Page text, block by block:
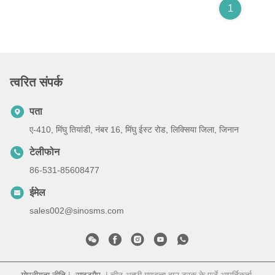
1
त्वरित संपर्क
पता
ए-410, मिंघु तियांडी, नंबर 16, मिंघु ईस्ट रोड, लिक्सिया जिला, जिनान
टेलीफोन
86-531-85608477
ईमेल
sales002@sinosms.com